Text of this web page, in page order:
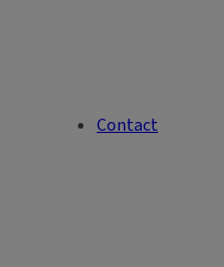
Contact